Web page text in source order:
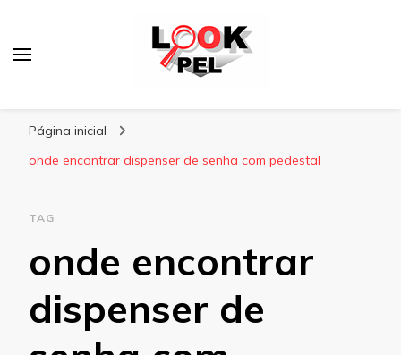
Página inicial
onde encontrar dispenser de senha com pedestal
TAG
onde encontrar
dispenser de